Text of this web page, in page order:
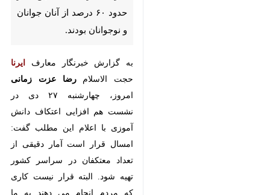
نوجوانان بودند.
به گزارش خبرنگار معارف
الاسلام
رضا عزت زمانی امروز،
چهارشنبه ۲۷ دی در نشست هم
افزایی اعتکاف دانش آموزی با اعلام
این مطلب گفت: امسال قرار است
آمار دقیقی از تعداد معتکفان در
سراسر کشور تهیه شود. البته قرار
نیست کاری که مردم انجام می دهند
به ما گزارش دهند ولی از مدیران
شهرستان ها خواسته ایم تا ضمن